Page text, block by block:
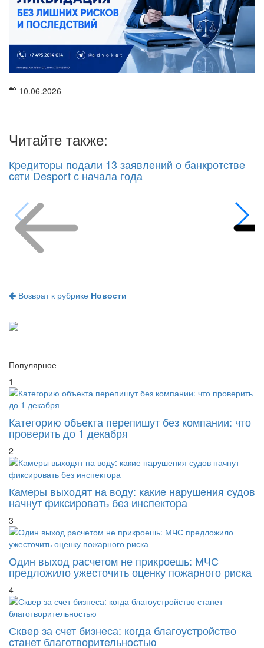
10.06.2026
Читайте также:
Кредиторы подали 13 заявлений о банкротстве
сети Desport с начала года
Возврат к рубрике Новости
Популярное
1
Категорию объекта перепишут без компании: что
проверить до 1 декабря
2
Камеры выходят на воду: какие нарушения судов
начнут фиксировать без инспектора
3
Один выход расчетом не прикроешь: МЧС
предложило ужесточить оценку пожарного риска
4
Сквер за счет бизнеса: когда благоустройство
станет благотворительностью